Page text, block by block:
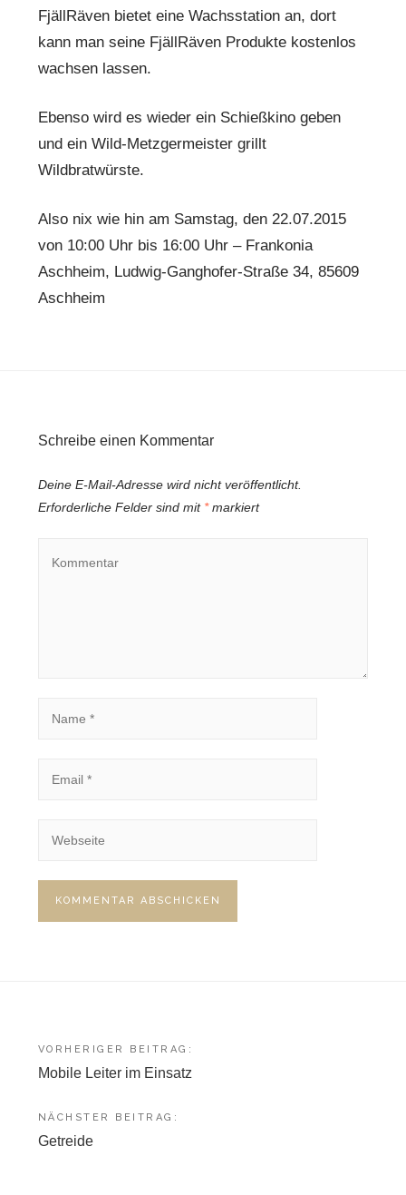
FjällRäven bietet eine Wachsstation an, dort
kann man seine FjällRäven Produkte kostenlos
wachsen lassen.
Ebenso wird es wieder ein Schießkino geben
und ein Wild-Metzgermeister grillt
Wildbratwürste.
Also nix wie hin am Samstag, den 22.07.2015
von 10:00 Uhr bis 16:00 Uhr – Frankonia
Aschheim, Ludwig-Ganghofer-Straße 34, 85609
Aschheim
Schreibe einen Kommentar
Deine E-Mail-Adresse wird nicht veröffentlicht.
Erforderliche Felder sind mit *markiert
Beitragsnavigation
VORHERIGER BEITRAG:
Mobile Leiter im Einsatz
NÄCHSTER BEITRAG:
Getreide